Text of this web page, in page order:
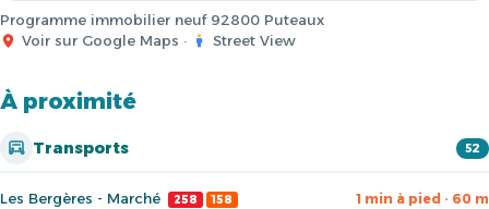
Programme immobilier neuf 92800 Puteaux
Voir sur Google Maps · Street View
À proximité
Transports 52
Les Bergères - Marché 258 158 1 min à pied · 60 m